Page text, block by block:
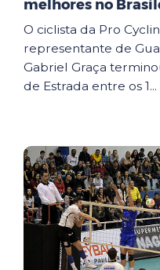
melhores no
O ciclista da Pro
representante de
Gabriel Graça
de Estrada entre os 1...